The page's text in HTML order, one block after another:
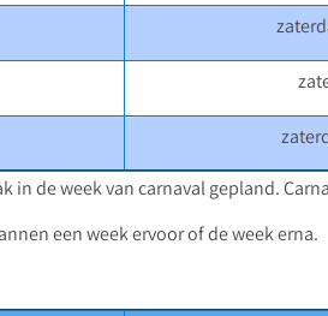
de week van carnaval gepland.
een week ervoor of de week erna.